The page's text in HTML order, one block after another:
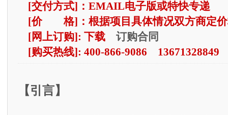
[交付方式]：EMAIL电子版或特快专递
[价 格]：根据项目具体情况双方商定
[网上订购]: 下载 订购合同
[购买热线]: 400-866-9086 13671328849
【引言】